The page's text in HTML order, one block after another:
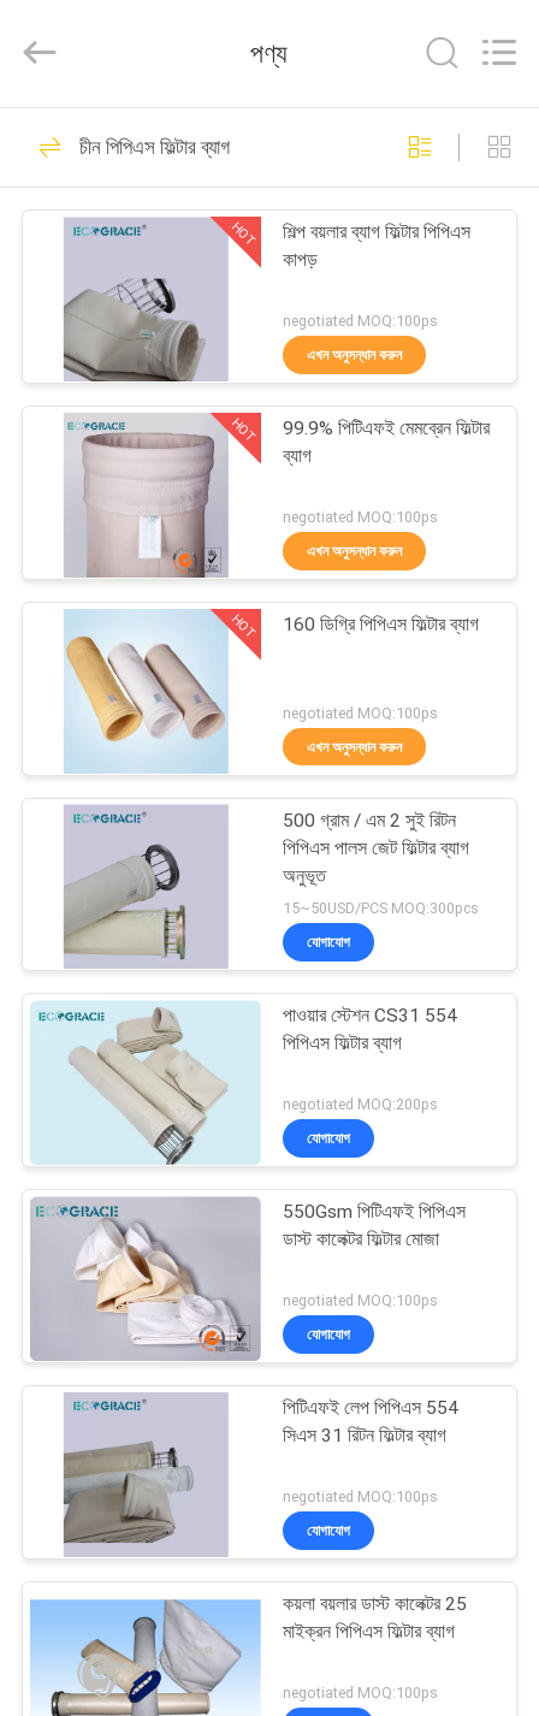
পণ্য
আমাদের
সম্পর্কে
কারখানা
নিয়ন্ত্রণ
যোগাযোগ
উদ্ধৃতির
জন্য
Copyright
2021
শিল্প ফিল্টার ব্যাগ
37
পিটিএফই ফিল্টার ব্যাগ
22
অ্যাসফাল্ট প্ল্যান্ট ডাস্ট ফিল্টার
ফিল্টার প্রেস কাপড়
28
নোমেক্স ফিল্টার ব্যাগ
62
ডাস্ট কালেক্টর ফিল্টার ব্যাগ
পণ্য
চীন পিপিএস ফিল্টার ব্যাগ
HOT
শিল্প বয়লার ব্যাগ ফিল্টার পিপিএস
কাপড়
negotiated MOQ:100ps
এখন অনুসন্ধান করুন
HOT
99.9% পিটিএফই মেমব্রেন ফিল্টার
ব্যাগ
negotiated MOQ:100ps
এখন অনুসন্ধান করুন
HOT 160 ডিগ্রি পিপিএস ফিল্টার ব্যাগ
negotiated MOQ:100ps
এখন অনুসন্ধান করুন
500 গ্রাম / এম 2 সুই রিটন
পিপিএস পালস জেট ফিল্টার ব্যাগ
অনুভূত
15~50USD/PCS MOQ:300pcs
যোগাযোগ
পাওয়ার স্টেশন CS31 554
পিপিএস ফিল্টার ব্যাগ
negotiated MOQ:200ps
যোগাযোগ
550Gsm পিটিএফই পিপিএস
ডাস্ট কালেক্টর ফিল্টার মোজা
negotiated MOQ:100ps
যোগাযোগ
পিটিএফই লেপ পিপিএস 554
সিএস 31 রিটন ফিল্টার ব্যাগ
negotiated MOQ:100ps
যোগাযোগ
কয়লা বয়লার ডাস্ট কালেক্টর 25
মাইক্রন পিপিএস ফিল্টার ব্যাগ
negotiated MOQ:100ps